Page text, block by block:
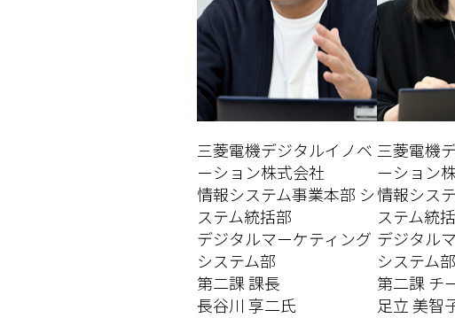
三菱電機デジタルイノベ
ーション株式会社
情報システム事業本部 シ
ステム統括部
デジタルマーケティング
システム部
第二課 課長
長谷川 享二氏
三菱電機
ーション
情報シス
ステム統
デジタル
システム部
第二課 チ
足立 美智